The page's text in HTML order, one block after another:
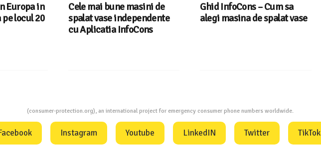
de
Ghid InfoCons – Cum sa
alegi masina de spalat vase
Sunetul la televizor- 8
sfaturi utile ca să auzi clar
(consumer-protection.org), an international project for emergency consumer phone numbers worldwide.
Instagram Youtube LinkedIN Twitter TikTok